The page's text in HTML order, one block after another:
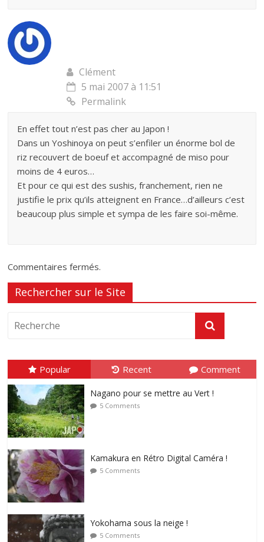
Clément
5 mai 2007 à 11:51
Permalink
En effet tout n’est pas cher au Japon !
Dans un Yoshinoya on peut s’enfiler un énorme bol de
riz recouvert de boeuf et accompagné de miso pour
moins de 4 euros…
Et pour ce qui est des sushis, franchement, rien ne
justifie le prix qu’ils atteignent en France…d’ailleurs c’est
beaucoup plus simple et sympa de les faire soi-même.
Commentaires fermés.
Rechercher sur le Site
Popular Recent Comment
Nagano pour se mettre au Vert !
5 Comments
Kamakura en Rétro Digital Caméra !
5 Comments
Yokohama sous la neige !
5 Comments